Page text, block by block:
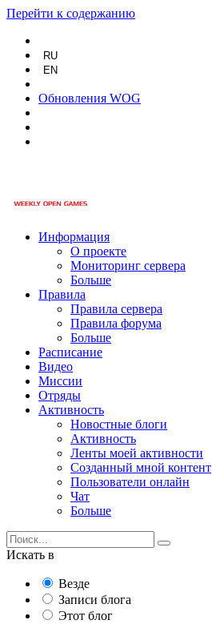
Перейти к содержанию
RU
EN
Обновления WOG
Информация
О проекте
Мониторинг сервера
Больше
Правила
Правила сервера
Правила форума
Больше
Расписание
Видео
Миссии
Отряды
Активность
Новостные блоги
Активность
Ленты моей активности
Созданный мной контент
Пользователи онлайн
Чат
Больше
Искать в
Везде
Записи блога
Этот блог